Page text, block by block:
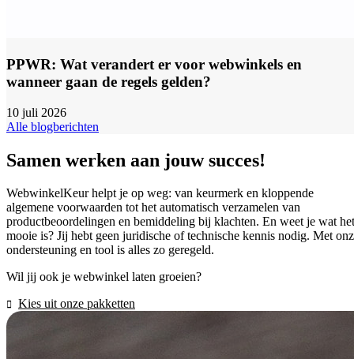
PPWR: Wat verandert er voor webwinkels en
wanneer gaan de regels gelden?
10 juli 2026
Alle blogberichten
Samen werken aan jouw succes!
WebwinkelKeur helpt je op weg: van keurmerk en kloppende
algemene voorwaarden tot het automatisch verzamelen van
productbeoordelingen en bemiddeling bij klachten. En weet je wat het
mooie is? Jij hebt geen juridische of technische kennis nodig. Met
ondersteuning en tool is alles zo geregeld.
Wil jij ook je webwinkel laten groeien?
Kies uit onze pakketten